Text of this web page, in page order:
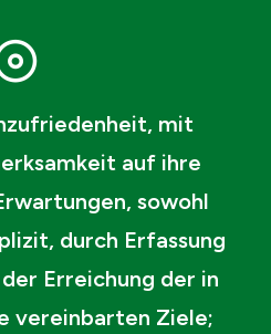
mit
auf ihre
sowohl
durch Erfassung
Erreichung der in
vereinbarten Ziele;